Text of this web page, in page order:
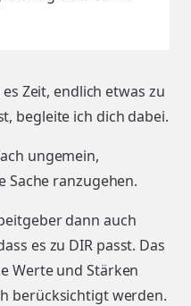
Zeit, endlich etwas zu
begleite ich dich dabei.
ungemein,
Sache ranzugehen.
dann auch
es zu DIR passt. Das
Werte und Stärken
berücksichtigt werden.